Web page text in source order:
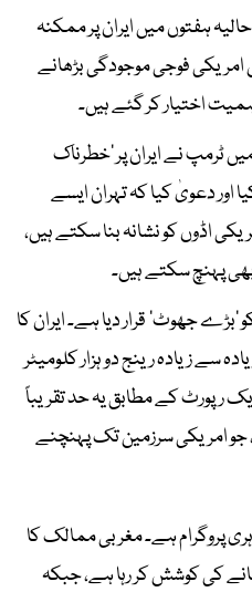
ہفتوں میں ایران پر ممکنہ
فوجی موجودگی بڑھانے
اختیار کر گئے ہیں۔
ٹرمپ نے ایران پر ’خطرناک
اور دعویٰ کیا کہ تہران ایسے
اڈوں کو نشانہ بنا سکتے ہیں،
پہنچ سکتے ہیں۔
’بڑے جھوٹ‘ قرار دیا ہے۔ ایران کا
سے زیادہ رینج دو ہزار کلومیٹر
رپورٹ کے مطابق یہ حد تقریباً
جو امریکی سرزمین تک پہنچنے
پروگرام ہے۔ مغربی ممالک کا
کی کوشش کر رہا ہے، جبکہ